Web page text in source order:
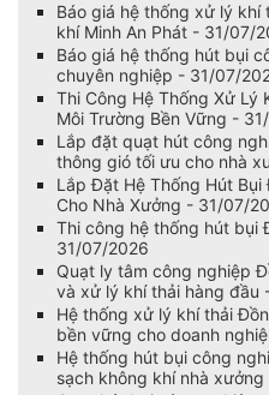
Báo giá hệ thống xử lý
khí Minh An Phát - 31/07/
Báo giá hệ thống hút bụi
chuyên nghiệp - 31/07/
Thi Công Hệ Thống Xử Lý
Môi Trường Bền Vững -
Lắp đặt quạt hút công
thông gió tối ưu cho nhà
Lắp Đặt Hệ Thống Hút
Cho Nhà Xưởng - 31/07/
Thi công hệ thống hút bụi
31/07/2026
Quạt ly tâm công nghiệp
và xử lý khí thải hàng đầu
Hệ thống xử lý khí thải
bền vững cho doanh
Hệ thống hút bụi công
sạch không khí nhà